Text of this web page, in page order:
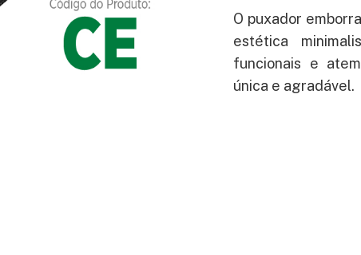
O puxador
estética
funcionais e
única e agradável.